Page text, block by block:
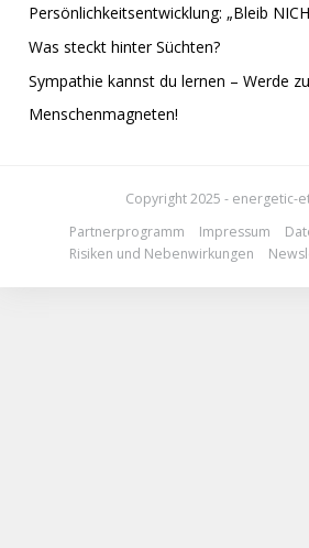
Persönlichkeitsentwicklung: „Bleib
Was steckt hinter Süchten?
Sympathie kannst du lernen – Werde
Menschenmagneten!
Copyright 2025 - energetic-
Partnerprogramm
Impressum
Risiken und Nebenwirkungen